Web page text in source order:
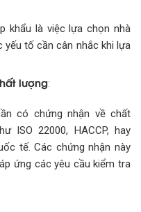
khẩu là việc lựa chọn nhà
yếu tố cần cân nhắc khi lựa
lượng:
có chứng nhận về chất
ISO 22000, HACCP, hay
tế. Các chứng nhận này
ứng các yêu cầu kiểm tra